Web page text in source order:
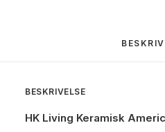
BESKRIVELSE
HK Living Keramisk